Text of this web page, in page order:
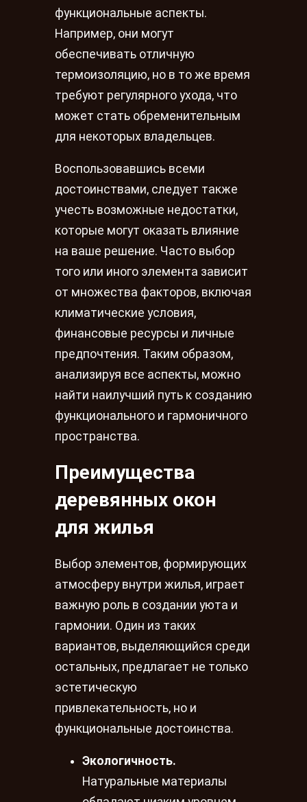
функциональные аспекты.
Например, они могут
обеспечивать отличную
термоизоляцию, но в то же время
требуют регулярного ухода, что
может стать обременительным
для некоторых владельцев.
Воспользовавшись всеми
достоинствами, следует также
учесть возможные недостатки,
которые могут оказать влияние
на ваше решение. Часто выбор
того или иного элемента зависит
от множества факторов, включая
климатические условия,
финансовые ресурсы и личные
предпочтения. Таким образом,
анализируя все аспекты, можно
найти наилучший путь к созданию
функционального и гармоничного
пространства.
Преимущества
деревянных окон
для жилья
Выбор элементов, формирующих
атмосферу внутри жилья, играет
важную роль в создании уюта и
гармонии. Один из таких
вариантов, выделяющийся среди
остальных, предлагает не только
эстетическую
привлекательность, но и
функциональные достоинства.
Экологичность.
Натуральные материалы